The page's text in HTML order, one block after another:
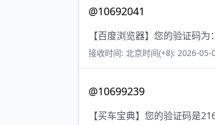
@10692041
【百度浏览器】您的验证码
接收时间: 北京时间(+8): 2026-05-
@10699239
【买车宝典】您的验证码是